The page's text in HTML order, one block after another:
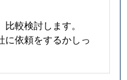
較検討します。
に依頼をするかしっ